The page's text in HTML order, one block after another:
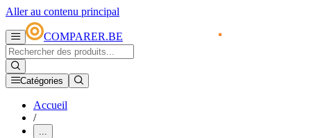
Aller au contenu principal
COMPARER.BE
Catégories
Accueil
/
...